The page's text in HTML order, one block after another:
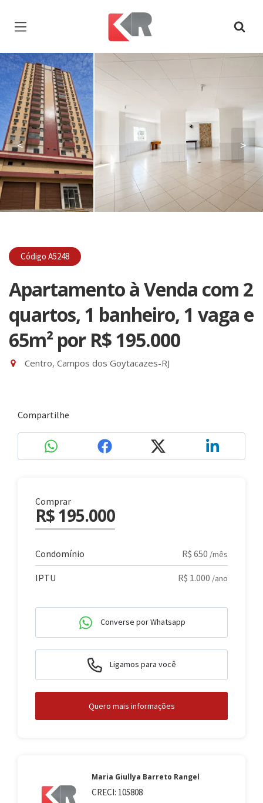
Página inicial
< >
Código A5248
Apartamento à Venda com 2
quartos, 1 banheiro, 1 vaga e
65m² por R$ 195.000
Centro, Campos dos Goytacazes-RJ
Compartilhe
Comprar
R$ 195.000
Condomínio R$ 650 /mês
IPTU R$ 1.000 /ano
Converse por Whatsapp
Ligamos para você
Quero mais informações
Maria Giullya Barreto Rangel
CRECI: 105808